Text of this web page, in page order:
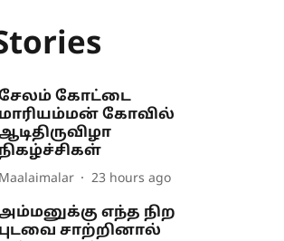
கோட்டை
மாரியம்மன் கோவில்
நிகழ்ச்சிகள்
Maalaimalar 23 hours ago
எந்த நிற
புடவை சாற்றினால்